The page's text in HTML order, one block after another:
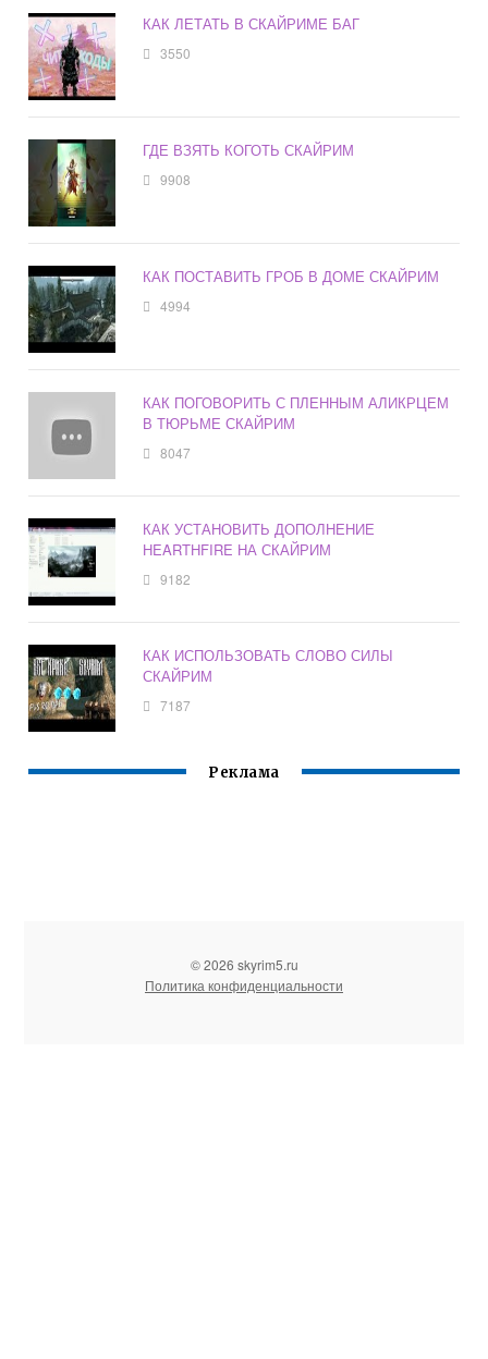
КАК ЛЕТАТЬ В СКАЙРИМЕ БАГ
3550
ГДЕ ВЗЯТЬ КОГОТЬ СКАЙРИМ
9908
КАК ПОСТАВИТЬ ГРОБ В ДОМЕ СКАЙРИМ
4994
КАК ПОГОВОРИТЬ С ПЛЕННЫМ АЛИКРЦЕМ
В ТЮРЬМЕ СКАЙРИМ
8047
КАК УСТАНОВИТЬ ДОПОЛНЕНИЕ
HEARTHFIRE НА СКАЙРИМ
9182
КАК ИСПОЛЬЗОВАТЬ СЛОВО СИЛЫ
СКАЙРИМ
7187
Реклама
© 2026 skyrim5.ru
Политика конфиденциальности